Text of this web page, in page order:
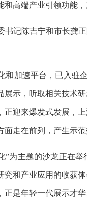
高端产业引领功能
陈吉宁和市长龚正
加速平台，已入驻
示，听取相关技术
迎来爆发式发展，
走在前列，产生示范
主题的沙龙正在举
和产业应用的收获
是年轻一代展示才